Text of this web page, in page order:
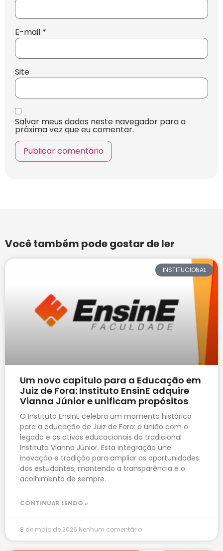
E-mail *
Site
Salvar meus dados neste navegador para a
próxima vez que eu comentar.
Você também pode gostar de ler
INSTITUCIONAL
Um novo capítulo para a Educação em
Juiz de Fora: Instituto EnsinE adquire
Vianna Júnior e unificam propósitos
O Instituto EnsinE celebra um momento histórico
para a educação de Juiz de Fora: a união com o
legado e os ativos educacionais do tradicional
Instituto Vianna Júnior. Esta integração une
inovação e tradição para ampliar as oportunidades
dos estudantes, mantendo a transparência e o
acolhimento de sempre.
CONTINUAR LENDO »
8 de maio de 2026 Nenhum comentário